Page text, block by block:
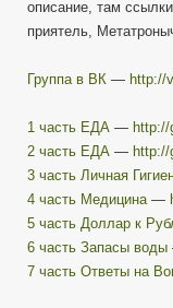
описание, там
приятель,
Группа в ВК — http://
1 часть ЕДА — http://
2 часть ЕДА — http://
3 часть Личная
4 часть Медицина —
5 часть Доллар к
6 часть Запасы воды
7 часть Ответы на